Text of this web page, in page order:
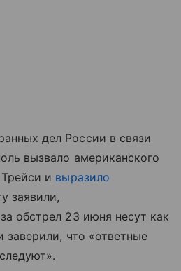
дел России в связи
вызвало американского
и выразило
заявили,
обстрел 23 июня несут как
что «ответные